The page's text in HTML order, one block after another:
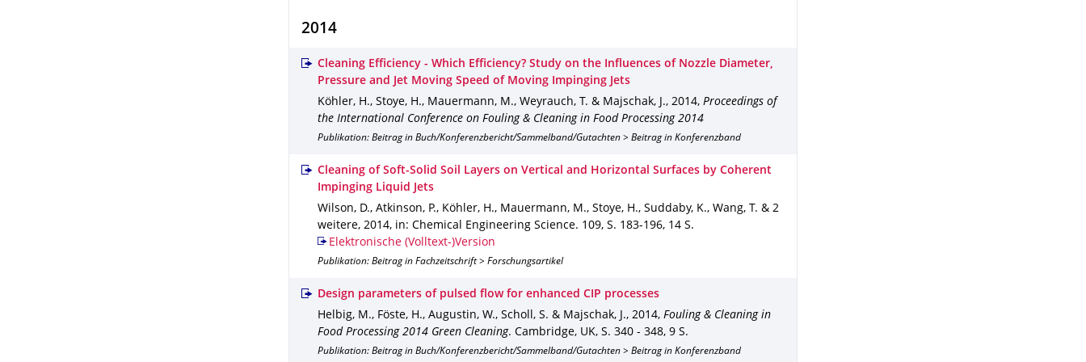
2014
Cleaning Efficiency - Which Efficiency? Study on the Influences of Nozzle Diameter,
Pressure and Jet Moving Speed of Moving Impinging Jets
Köhler, H., Stoye, H., Mauermann, M., Weyrauch, T. & Majschak, J., 2014, Proceedings of
the International Conference on Fouling & Cleaning in Food Processing 2014
Publikation: Beitrag in Buch/Konferenzbericht/Sammelband/Gutachten > Beitrag in Konferenzband
Cleaning of Soft-Solid Soil Layers on Vertical and Horizontal Surfaces by Coherent
Impinging Liquid Jets
Wilson, D., Atkinson, P., Köhler, H., Mauermann, M., Stoye, H., Suddaby, K., Wang, T. & 2
weitere, 2014, in: Chemical Engineering Science. 109, S. 183-196, 14 S.
Elektronische (Volltext-)Version
Publikation: Beitrag in Fachzeitschrift > Forschungsartikel
Design parameters of pulsed flow for enhanced CIP processes
Helbig, M., Föste, H., Augustin, W., Scholl, S. & Majschak, J., 2014, Fouling & Cleaning in
Food Processing 2014 Green Cleaning. Cambridge, UK, S. 340 - 348, 9 S.
Publikation: Beitrag in Buch/Konferenzbericht/Sammelband/Gutachten > Beitrag in Konferenzband